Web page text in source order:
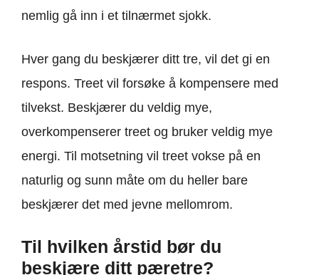
nemlig gå inn i et tilnærmet sjokk.
Hver gang du beskjærer ditt tre, vil det gi en
respons. Treet vil forsøke å kompensere med
tilvekst. Beskjærer du veldig mye,
overkompenserer treet og bruker veldig mye
energi. Til motsetning vil treet vokse på en
naturlig og sunn måte om du heller bare
beskjærer det med jevne mellomrom.
Til hvilken årstid bør du
beskjære ditt pæretre?